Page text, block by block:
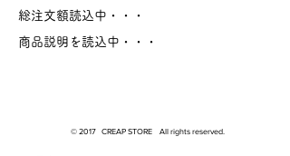
総注文額読込中・・・
商品説明を読込中・・・
© 2017 CREAP STORE All rights reserved.